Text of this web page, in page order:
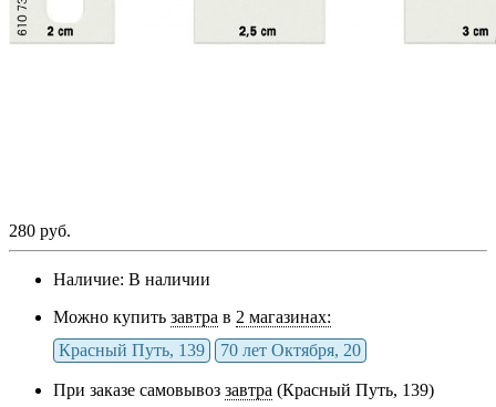
280 руб.
Наличие: В наличии
Можно купить завтра в 2 магазинах:
Красный Путь, 139
70 лет Октября, 20
При заказе самовывоз завтра (Красный Путь, 139)